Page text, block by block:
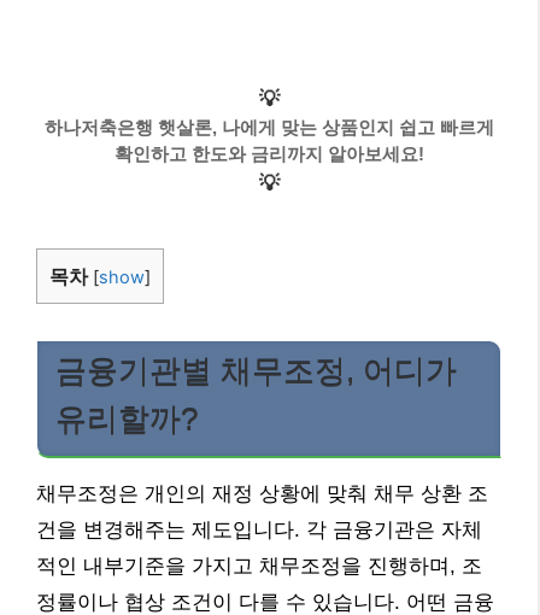
💡
하나저축은행 햇살론, 나에게 맞는 상품인지 쉽고 빠르게
확인하고 한도와 금리까지 알아보세요!
💡
목차 [show]
금융기관별 채무조정, 어디가
유리할까?
채무조정은 개인의 재정 상황에 맞춰 채무 상환 조
건을 변경해주는 제도입니다. 각 금융기관은 자체
적인 내부기준을 가지고 채무조정을 진행하며, 조
정률이나 협상 조건이 다를 수 있습니다. 어떤 금융